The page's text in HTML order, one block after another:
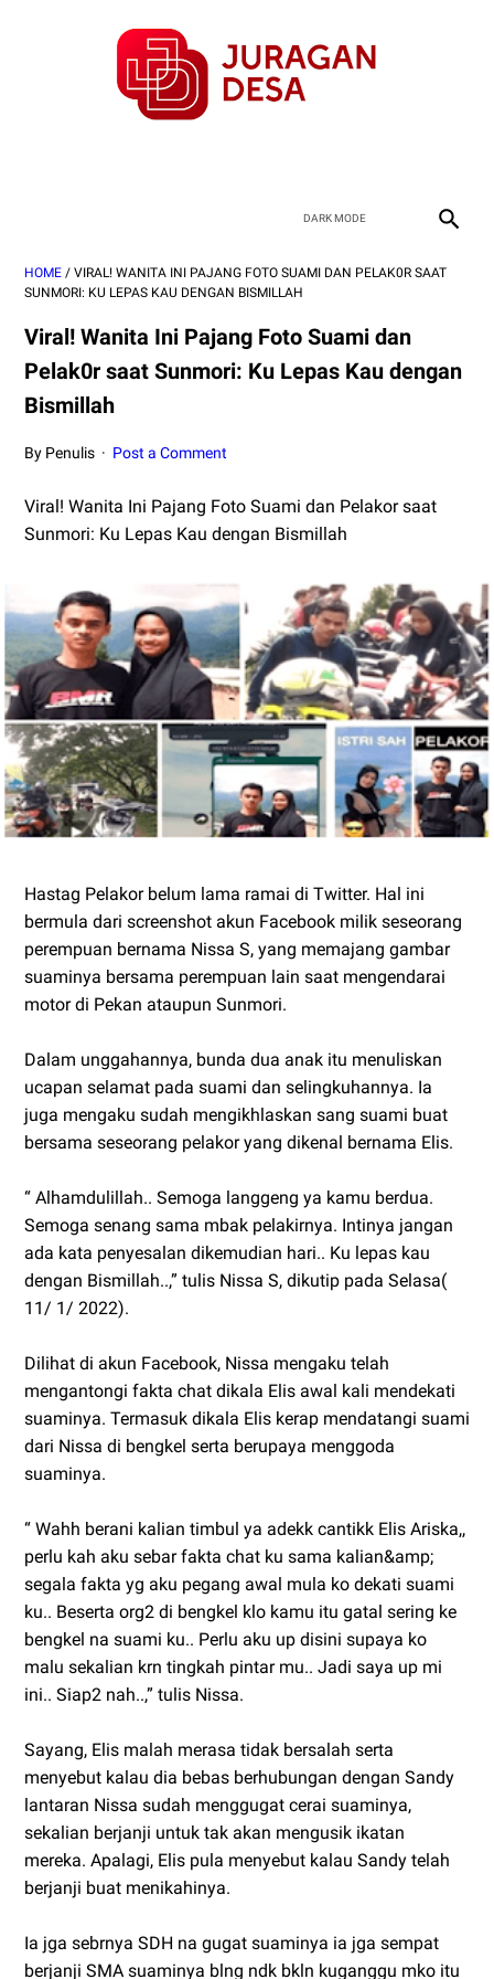
HOME / VIRAL! WANITA INI PAJANG FOTO SUAMI DAN PELAK0R SAAT
SUNMORI: KU LEPAS KAU DENGAN BISMILLAH
Viral! Wanita Ini Pajang Foto Suami dan
Pelak0r saat Sunmori: Ku Lepas Kau dengan
Bismillah
By Penulis Post a Comment
Viral! Wanita Ini Pajang Foto Suami dan Pelakor saat
Sunmori: Ku Lepas Kau dengan Bismillah
Hastag Pelakor belum lama ramai di Twitter. Hal ini
bermula dari screenshot akun Facebook milik seseorang
perempuan bernama Nissa S, yang memajang gambar
suaminya bersama perempuan lain saat mengendarai
motor di Pekan ataupun Sunmori.
Dalam unggahannya, bunda dua anak itu menuliskan
ucapan selamat pada suami dan selingkuhannya. Ia
juga mengaku sudah mengikhlaskan sang suami buat
bersama seseorang pelakor yang dikenal bernama Elis.
“ Alhamdulillah.. Semoga langgeng ya kamu berdua.
Semoga senang sama mbak pelakirnya. Intinya jangan
ada kata penyesalan dikemudian hari.. Ku lepas kau
dengan Bismillah..,” tulis Nissa S, dikutip pada Selasa(
11/ 1/ 2022).
Dilihat di akun Facebook, Nissa mengaku telah
mengantongi fakta chat dikala Elis awal kali mendekati
suaminya. Termasuk dikala Elis kerap mendatangi suami
dari Nissa di bengkel serta berupaya menggoda
suaminya.
“ Wahh berani kalian timbul ya adekk cantikk Elis Ariska,,
perlu kah aku sebar fakta chat ku sama kalian&amp;
segala fakta yg aku pegang awal mula ko dekati suami
ku.. Beserta org2 di bengkel klo kamu itu gatal sering ke
bengkel na suami ku.. Perlu aku up disini supaya ko
malu sekalian krn tingkah pintar mu.. Jadi saya up mi
ini.. Siap2 nah..,” tulis Nissa.
Sayang, Elis malah merasa tidak bersalah serta
menyebut kalau dia bebas berhubungan dengan Sandy
lantaran Nissa sudah menggugat cerai suaminya,
sekalian berjanji untuk tak akan mengusik ikatan
mereka. Apalagi, Elis pula menyebut kalau Sandy telah
berjanji buat menikahinya.
Ia jga sebrnya SDH na gugat suaminya ia jga sempat
berjanji SMA suaminya blng ndk bkln kuganggu mko itu